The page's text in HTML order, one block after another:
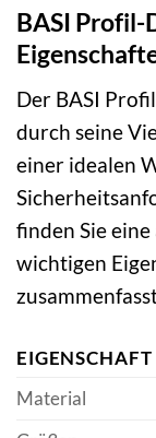
BASI Profil-
Der BASI
durch seine
einer idealen
finden Sie
wichtigen
EIGENSCHAFT
Material